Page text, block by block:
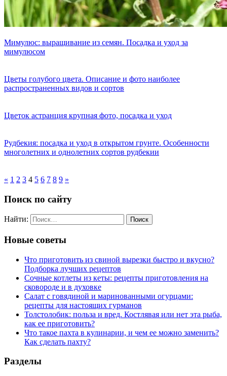
Мимулюс: выращивание из семян. Посадка и уход за
мимулюсом
Цветы голубого цвета. Описание и фото наиболее
распространенных видов и сортов
Цветок астранция крупная фото, посадка и уход
Рудбекия: посадка и уход в открытом грунте. Особенности
многолетних и однолетних сортов рудбекии
« 1 2 3 4 5 6 7 8 9 »
Поиск по сайту
Найти:
Новые советы
Что приготовить из свиной вырезки быстро и вкусно?
Подборка лучших рецептов
Сочные котлеты из кеты: рецепты приготовления на
сковороде и в духовке
Салат с говядиной и маринованными огурцами:
рецепты для настоящих гурманов
Толстолобик: польза и вред. Костлявая или нет эта рыба,
как ее приготовить?
Что такое пахта в кулинарии, и чем ее можно заменить?
Как сделать пахту?
Разделы